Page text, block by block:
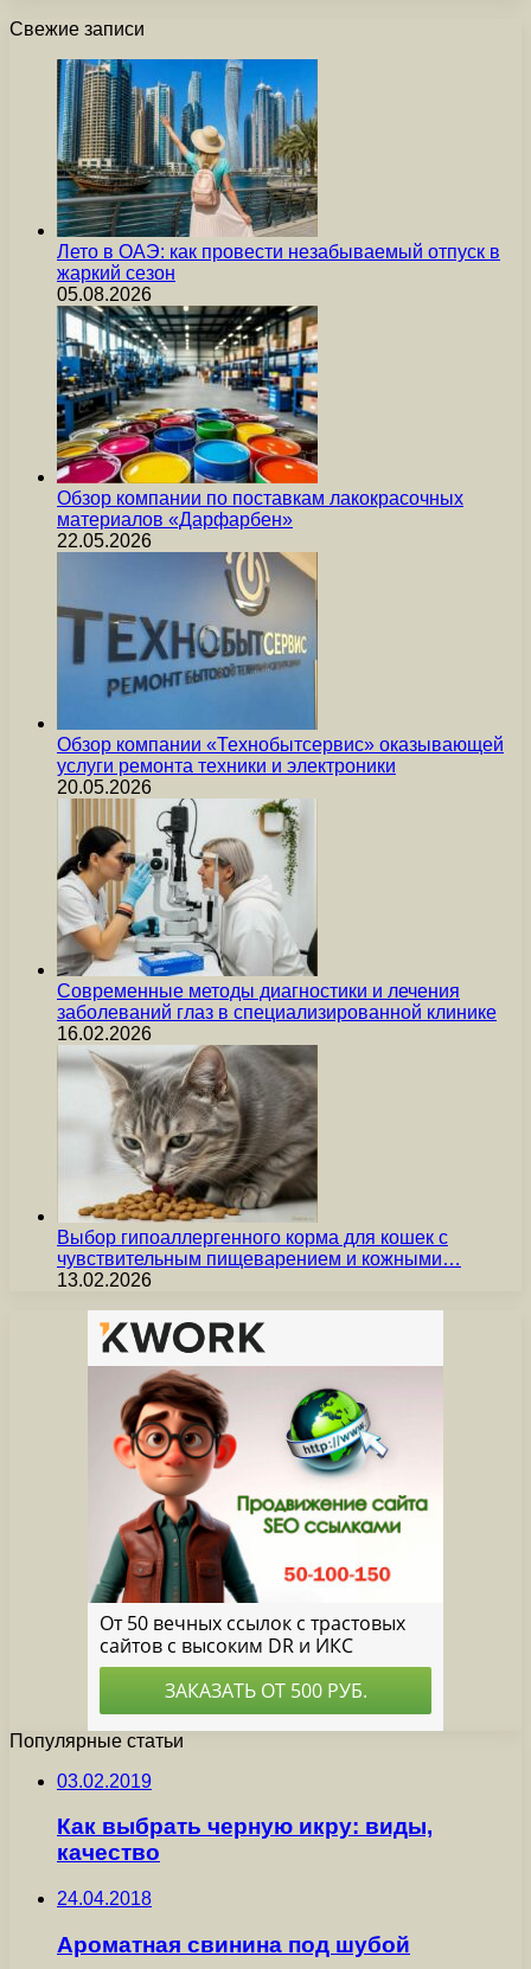
Свежие записи
Лето в ОАЭ: как провести незабываемый отпуск в
жаркий сезон
05.08.2026
Обзор компании по поставкам лакокрасочных
материалов «Дарфарбен»
22.05.2026
Обзор компании «Технобытсервис» оказывающей
услуги ремонта техники и электроники
20.05.2026
Современные методы диагностики и лечения
заболеваний глаз в специализированной клинике
16.02.2026
Выбор гипоаллергенного корма для кошек с
чувствительным пищеварением и кожными…
13.02.2026
Популярные статьи
03.02.2019
Как выбрать черную икру: виды,
качество
24.04.2018
Ароматная свинина под шубой